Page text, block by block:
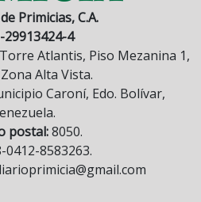
Primicias, C.A.
29913424-4
Atlantis, Piso Mezanina 1,
Alta Vista.
Caroní, Edo. Bolívar,
postal:8050.
8583263.